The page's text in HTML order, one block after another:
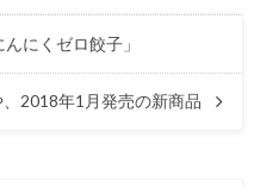
にくゼロ餃子」
2018年1月発売の新商品